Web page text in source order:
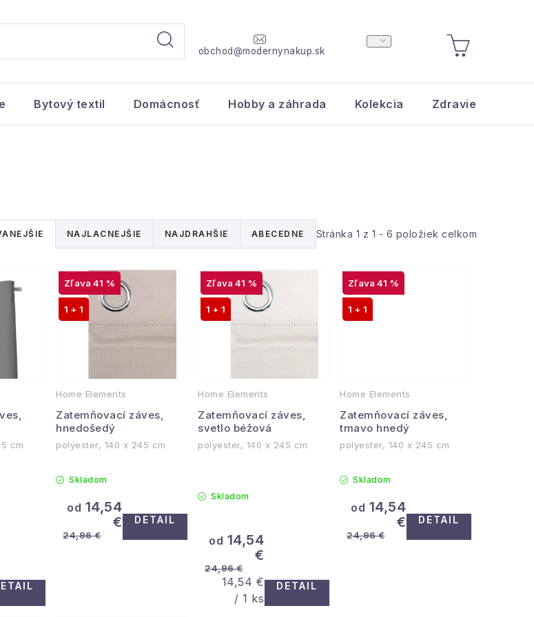
obchod@modernynakup.sk
NÁKUPNÝ
KOŠÍK
Bytový textil Domácnosť Hobby a záhrada Kolekcia Zdravie a krása
Stránka 1 z 1 - 6 položiek celkom
NAJLACNEJŠIE NAJDRAHŠIE ABECEDNE
cm
Home Elements
Zatemňovací záves,
hnedošedý
41 %
1 + 1
polyester, 140 x 245 cm
Skladom
od 14,54
€
24,96 €
DETAIL
Home Elements
Zatemňovací záves,
svetlo béžová
41 %
1 + 1
polyester, 140 x 245 cm
Skladom
od 14,54
€
24,96 €
Jednotková
cena:
14,54 €
/ 1 ks
DETAIL
Home Elements
Zatemňovací záves,
tmavo hnedý
41 %
1 + 1
polyester, 140 x 245 cm
Skladom
od 14,54
€
24,96 €
DETAIL